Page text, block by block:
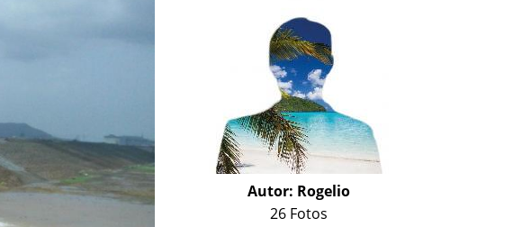
Autor: Rogelio
26 Fotos